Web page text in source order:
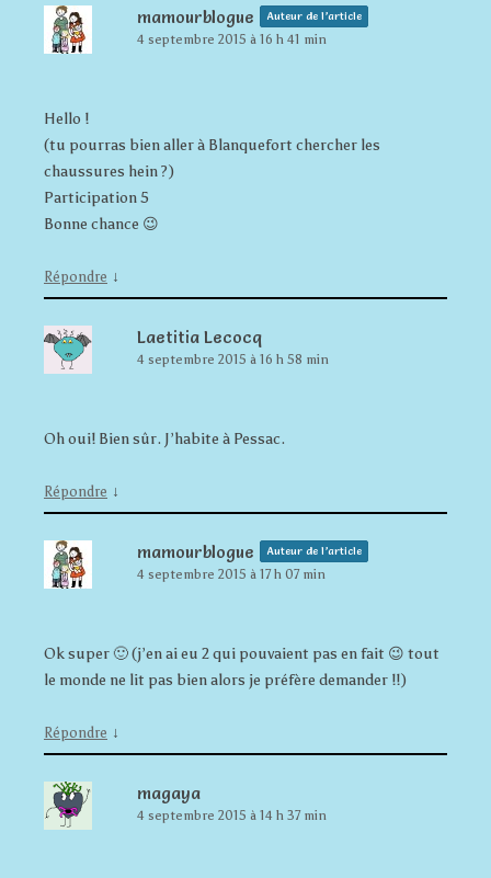
mamourblogue Auteur de l’article
4 septembre 2015 à 16 h 41 min
Hello !
(tu pourras bien aller à Blanquefort chercher les
chaussures hein ?)
Participation 5
Bonne chance 😉
Répondre ↓
Laetitia Lecocq
4 septembre 2015 à 16 h 58 min
Oh oui! Bien sûr. J’habite à Pessac.
Répondre ↓
mamourblogue Auteur de l’article
4 septembre 2015 à 17 h 07 min
Ok super 🙂 (j’en ai eu 2 qui pouvaient pas en fait 😉 tout
le monde ne lit pas bien alors je préfère demander !!)
Répondre ↓
magaya
4 septembre 2015 à 14 h 37 min